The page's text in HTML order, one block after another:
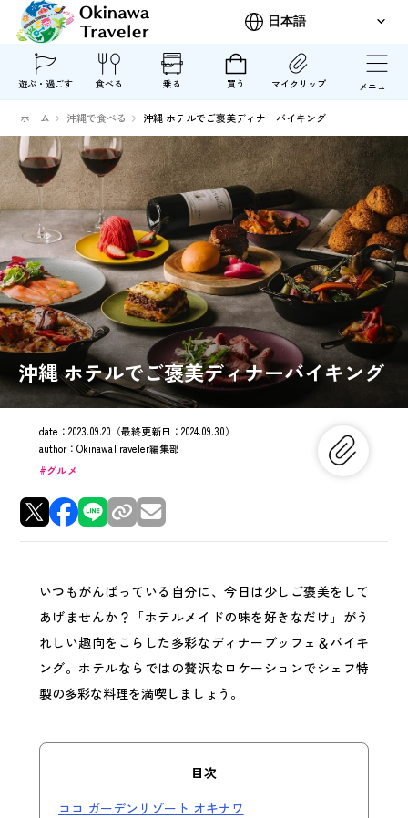
遊ぶ・過ごす 食べる 乗る 買う マイクリップ メニュー
ホーム 沖縄で食べる 沖縄 ホテルでご褒美ディナーバイキング
沖縄 ホテルでご褒美ディナーバイキング
date： 2023.09.20 （最終更新日： 2024.09.30）
author： OkinawaTraveler編集部
グルメ
いつもがんばっている自分に、今日は少しご褒美をして
あげませんか？「ホテルメイドの味を好きなだけ」がう
れしい趣向をこらした多彩なディナーブッフェ＆バイキ
ング。ホテルならではの贅沢なロケーションでシェフ特
製の多彩な料理を満喫しましょう。
目次
ココ ガーデンリゾート オキナワ